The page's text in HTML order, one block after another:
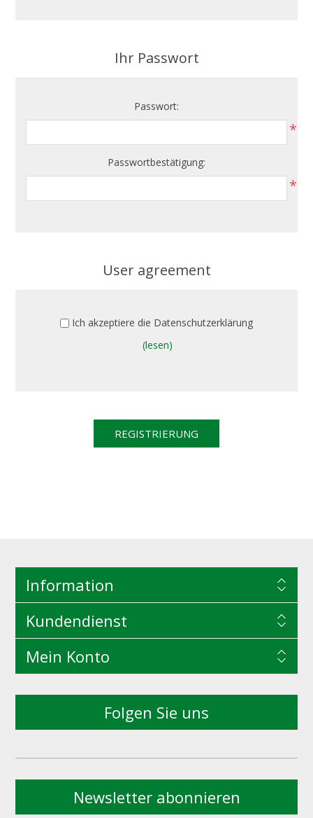
Ihr Passwort
Passwort:
*
Passwortbestätigung:
*
User agreement
Ich akzeptiere die Datenschutzerklärung
(lesen)
Information
Kundendienst
Mein Konto
Folgen Sie uns
Newsletter abonnieren